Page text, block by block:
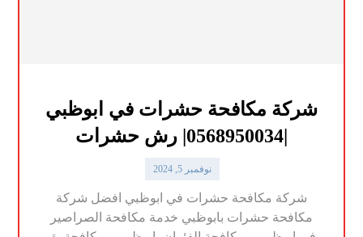
شركة مكافحة حشرات في ابوظبي
نوفمبر 5, 2024
شركة مكافحة حشرات في ابوظبي افضل شركة
مكافحة حشرات بابوظبي خدمة مكافحة الصراصير